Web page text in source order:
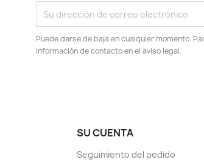
Puede darse de baja en cualquier momento.
información de contacto en el aviso legal.
SU CUENTA
Seguimiento del pedido